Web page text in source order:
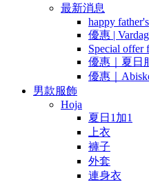
最新消息
happy
優惠 |
Special offer
優惠｜夏日
優惠｜
男款服飾
Hoja
夏日1加1
上衣
褲子
外套
連身衣